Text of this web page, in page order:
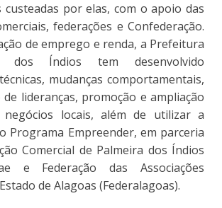
custeadas por elas, com o apoio das
federações e Confederação.
de emprego e renda, a Prefeitura
dos Índios tem desenvolvido
mudanças comportamentais,
lideranças, promoção e ampliação
locais, além de utilizar a
Programa Empreender, em parceria
Comercial de Palmeira dos Índios
e Federação das Associações
de Alagoas (Federalagoas).